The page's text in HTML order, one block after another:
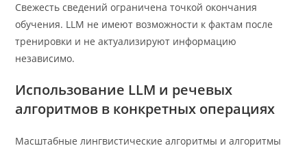
Свежесть сведений ограничена точкой окончания
обучения. LLM не имеют возможности к фактам после
тренировки и не актуализируют информацию
независимо.
Использование LLM и речевых
алгоритмов в конкретных операциях
Масштабные лингвистические алгоритмы и алгоритмы